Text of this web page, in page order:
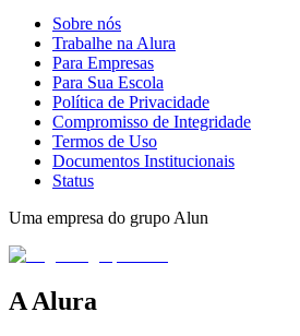
Sobre nós
Trabalhe na Alura
Para Empresas
Para Sua Escola
Política de Privacidade
Compromisso de Integridade
Termos de Uso
Documentos Institucionais
Status
Uma empresa do grupo Alun
A Alura